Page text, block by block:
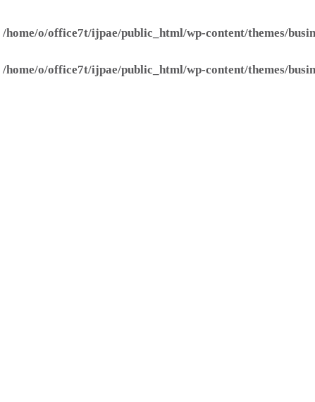
/home/o/office7t/ijpae/public_html/wp-content/themes/
/home/o/office7t/ijpae/public_html/wp-content/themes/